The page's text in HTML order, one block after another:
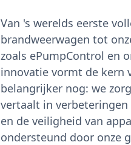
​Van 's werelds eerste
brandweerwagen tot
zoals ePumpControl en
innovatie vormt de kern
belangrijker nog: we
vertaalt in
en de veiligheid van
ondersteund door onze